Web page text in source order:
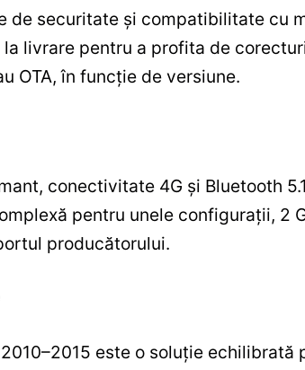
de securitate și compatibilitate cu
livrare pentru a profita de
OTA, în funcție de versiune.
conectivitate 4G și Bluetooth
pentru unele configurații, 2
producătorului.
este o soluție